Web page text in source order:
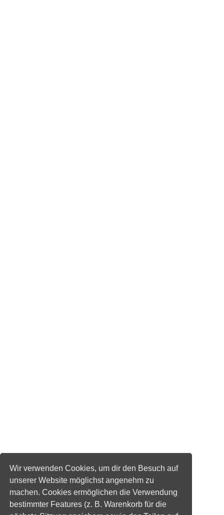
Wir verwenden Cookies, um dir den Besuch auf
unserer Website möglichst angenehm zu
machen. Cookies ermöglichen die Verwendung
bestimmter Features (z. B. Warenkorb für die